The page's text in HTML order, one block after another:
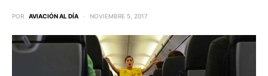
POR AVIACIÓN AL DÍA NOVIEMBRE 5, 2017